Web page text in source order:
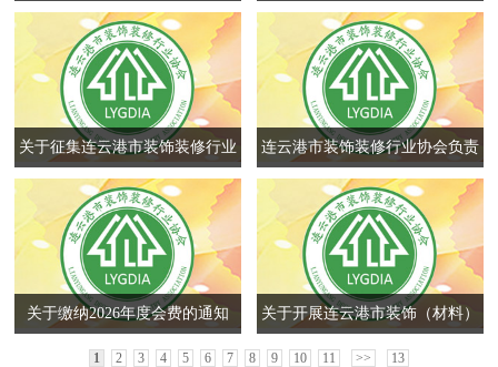
安全质量专项培训的通知 行业培训会的通知
关于征集连云港市装饰装修行业
经典案例的通知
连云港市装饰装修行业协会负责
人人选公示
关于缴纳2026年度会费的通知 关于开展连云港市装饰（材料）
企业 活跃度调查的通知
1 2 3 4 5 6 7 8 9 10 11 >> 13